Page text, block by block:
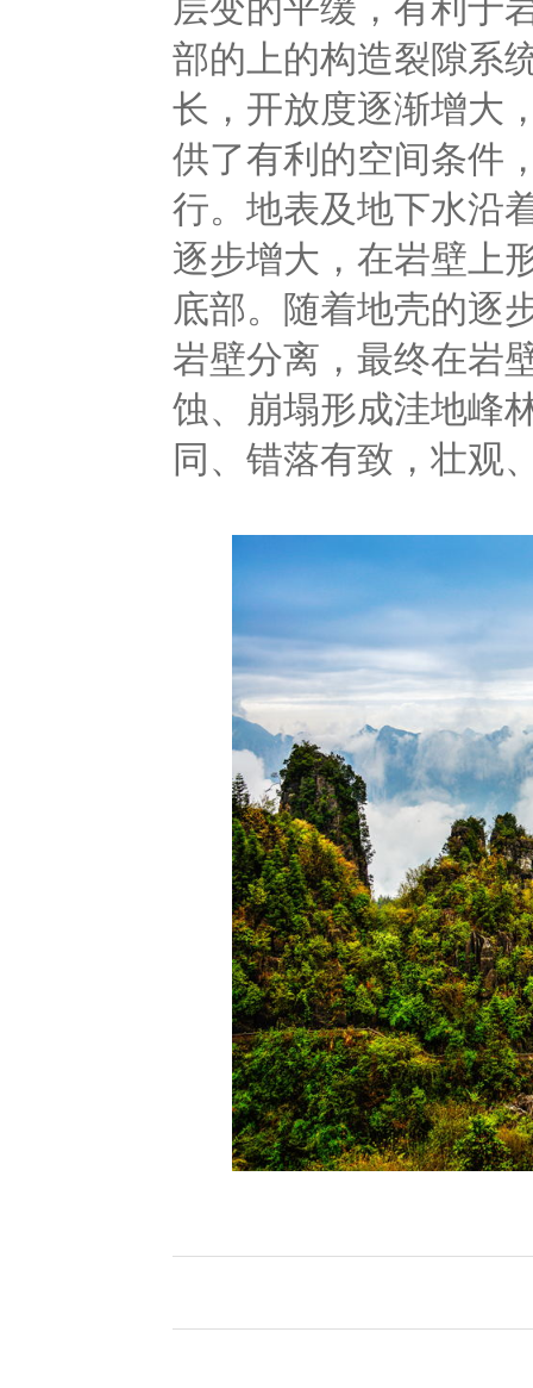
层变的平缓，有利于
部的上的构造裂隙系
长，开放度逐渐增大
供了有利的空间条件
行。地表及地下水沿
逐步增大，在岩壁上
底部。随着地壳的逐
岩壁分离，最终在岩
蚀、崩塌形成洼地峰
同、错落有致，壮观